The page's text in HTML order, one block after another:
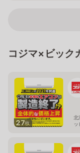
コジマ×ビック
27枚
北